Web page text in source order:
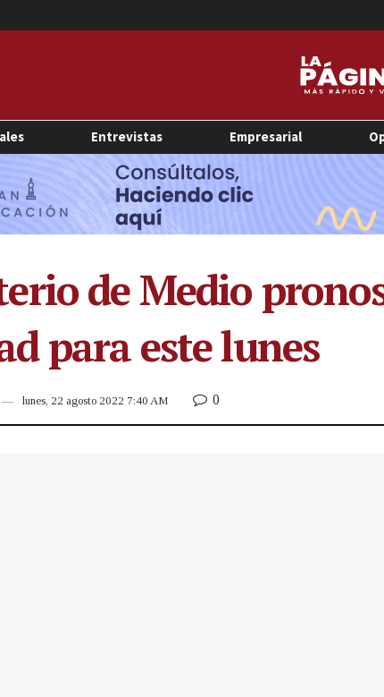
Entrevistas Empresarial
de Medio
para este lunes
lunes, 22 agosto 2022 7:40 AM 0